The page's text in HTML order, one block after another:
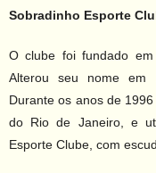
Sobradinho Esporte
O clube foi fundado em
Alterou seu nome em
Durante os anos de
do Rio de Janeiro, e
Esporte Clube, com